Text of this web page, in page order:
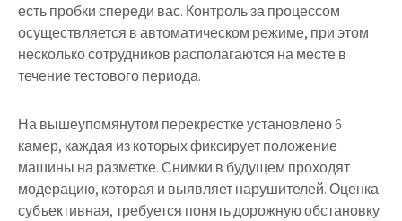
есть пробки спереди вас. Контроль за процессом
осуществляется в автоматическом режиме, при этом
несколько сотрудников располагаются на месте в
течение тестового периода.
На вышеупомянутом перекрестке установлено 6
камер, каждая из которых фиксирует положение
машины на разметке. Снимки в будущем проходят
модерацию, которая и выявляет нарушителей. Оценка
субъективная, требуется понять дорожную обстановку